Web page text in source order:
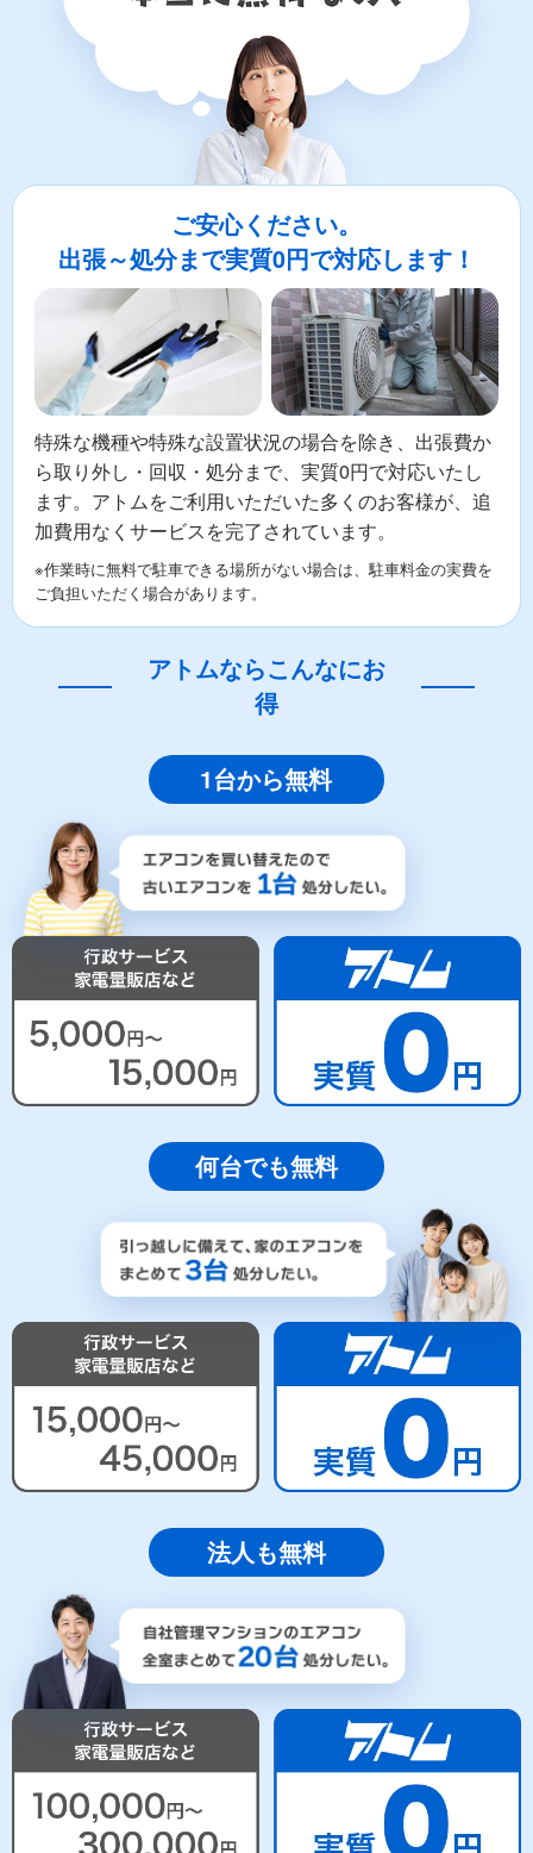
ご安心ください。
出張～処分まで実質0円で対応します！
特殊な機種や特殊な設置状況の場合を除き、出張費か
ら取り外し・回収・処分まで、実質0円で対応いたし
ます。アトムをご利用いただいた多くのお客様が、追
加費用なくサービスを完了されています。
※作業時に無料で駐車できる場所がない場合は、駐車料金の実費を
ご負担いただく場合があります。
アトムならこんなにお
得
1台から無料
何台でも無料
法人も無料